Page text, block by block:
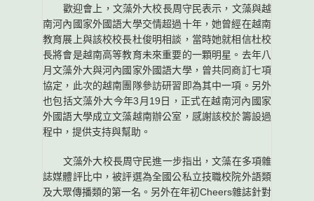
歡迎會上，文藻外大校長周守民表示，文藻與越
南河內國家外國語大學交情超過十年，她曾經在越南
教育展上與該校校長杜俊明相談，當時她就相信杜校
長將會是越南高等教育未來重要的一顆明星。去年八
月文藻外大與河內國家外國語大學，曾共同商訂七項
協定，此次的越南團隊參訪研習即為其中一項。另外
也包括文藻外大今年3月19日，正式在越南河內國家
外國語大學成立文藻越南辦公室，感謝該校於籌設過
程中，提供支持與幫助。
文藻外大校長周守民進一步指出，文藻在多項雜
誌媒體評比中，被評選為全國公私立技職校院外語類
及大眾傳播類的第一名。另外在年初Cheers雜誌針對